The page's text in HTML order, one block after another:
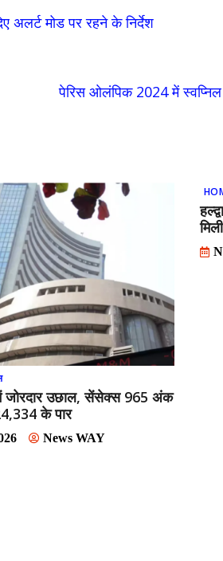
अलर्ट मोड पर रहने के निर्देश
पेरिस ओलंपिक 2024 में
जोरदार उछाल, सेंसेक्स 965 अंक
के पार
News WAY